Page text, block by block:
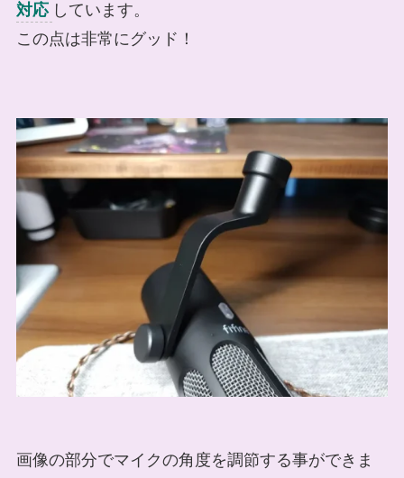
対応 しています。
この点は非常にグッド！
画像の部分でマイクの角度を調節する事ができま